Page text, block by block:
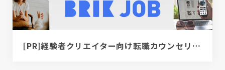
[PR]経験者クリエイター向け転職カウンセリング｜デザイナー / ディレクター / エンジニア